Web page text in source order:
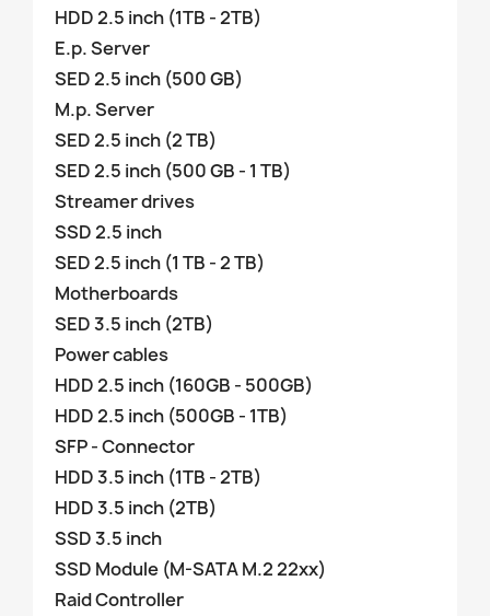
HDD 2.5 inch (1TB - 2TB)
E.p. Server
SED 2.5 inch (500 GB)
M.p. Server
SED 2.5 inch (2 TB)
SED 2.5 inch (500 GB - 1 TB)
Streamer drives
SSD 2.5 inch
SED 2.5 inch (1 TB - 2 TB)
Motherboards
SED 3.5 inch (2TB)
Power cables
HDD 2.5 inch (160GB - 500GB)
HDD 2.5 inch (500GB - 1TB)
SFP - Connector
HDD 3.5 inch (1TB - 2TB)
HDD 3.5 inch (2TB)
SSD 3.5 inch
SSD Module (M-SATA M.2 22xx)
Raid Controller